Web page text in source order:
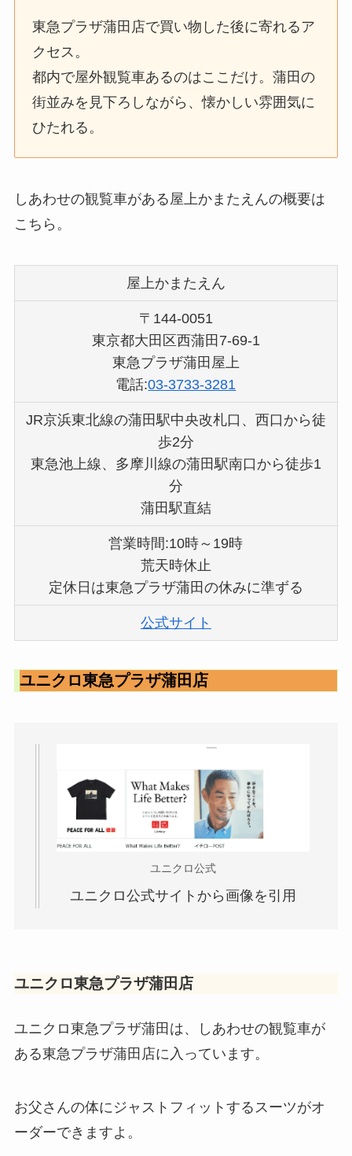
東急プラザ蒲田店で買い物した後に寄れるア
クセス。
都内で屋外観覧車あるのはここだけ。蒲田の
街並みを見下ろしながら、懐かしい雰囲気に
ひたれる。
しあわせの観覧車がある屋上かまたえんの概要は
こちら。
屋上かまたえん
〒144-0051
東京都大田区西蒲田7-69-1
東急プラザ蒲田屋上
電話:03-3733-3281
JR京浜東北線の蒲田駅中央改札口、西口から徒
歩2分
東急池上線、多摩川線の蒲田駅南口から徒歩1
分
蒲田駅直結
営業時間:10時～19時
荒天時休止
定休日は東急プラザ蒲田の休みに準ずる
公式サイト
ユニクロ東急プラザ蒲田店
ユニクロ公式
ユニクロ公式サイトから画像を引用
ユニクロ東急プラザ蒲田店
ユニクロ東急プラザ蒲田は、しあわせの観覧車が
ある東急プラザ蒲田店に入っています。
お父さんの体にジャストフィットするスーツがオ
ーダーできますよ。